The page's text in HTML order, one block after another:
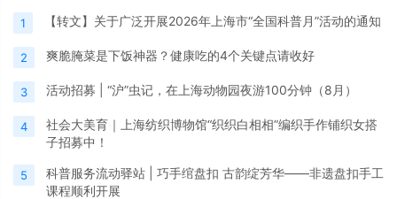
1 【转文】关于广泛开展2026年上海市“全国科普月”活动的通知
2 爽脆腌菜是下饭神器？健康吃的4个关键点请收好
3 活动招募 | “沪”虫记，在上海动物园夜游100分钟（8月）
4
社会大美育｜上海纺织博物馆“织织白相相”编织手作铺织女搭
子招募中！
5
科普服务流动驿站 | 巧手绾盘扣 古韵绽芳华——非遗盘扣手工
课程顺利开展